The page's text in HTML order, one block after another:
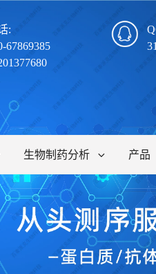
:
67869385
生物制药分析 产品